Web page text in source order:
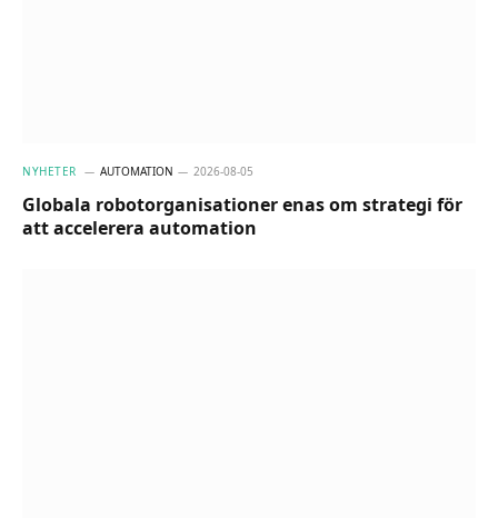
NYHETER AUTOMATION 2026-08-05
Globala robotorganisationer enas om strategi för
att accelerera automation